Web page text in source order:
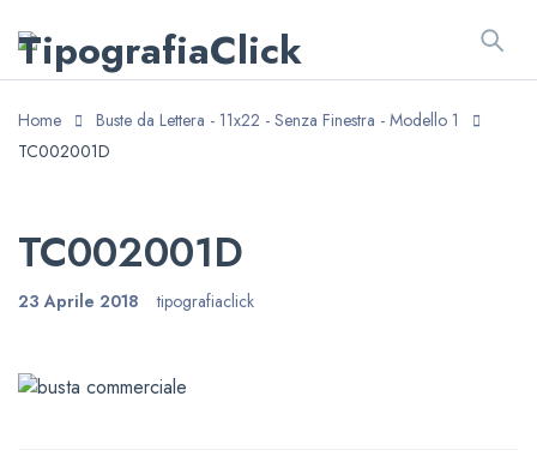
Home
Buste da Lettera - 11x22 - Senza Finestra - Modello 1
TC002001D
TC002001D
23 Aprile 2018 tipografiaclick